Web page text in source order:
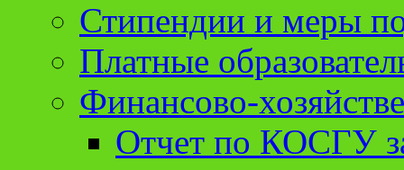
Стипендии и меры
Платные
Финансово-
Отчет по КОСГУ